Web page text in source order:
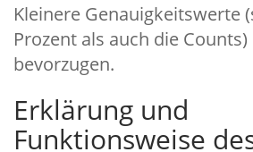
Kleinere Genauigkeitswerte
Prozent als auch die
bevorzugen.
Erklärung und
Funktionsweise